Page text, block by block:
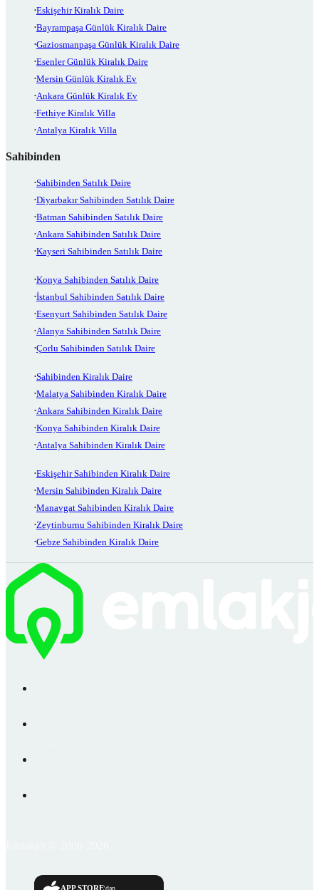
Eskişehir Kiralık Daire
Bayrampaşa Günlük Kiralık Daire
Gaziosmanpaşa Günlük Kiralık Daire
Esenler Günlük Kiralık Daire
Mersin Günlük Kiralık Ev
Ankara Günlük Kiralık Ev
Fethiye Kiralık Villa
Antalya Kiralık Villa
Sahibinden
Sahibinden Satılık Daire
Diyarbakır Sahibinden Satılık Daire
Batman Sahibinden Satılık Daire
Ankara Sahibinden Satılık Daire
Kayseri Sahibinden Satılık Daire
Konya Sahibinden Satılık Daire
İstanbul Sahibinden Satılık Daire
Esenyurt Sahibinden Satılık Daire
Alanya Sahibinden Satılık Daire
Çorlu Sahibinden Satılık Daire
Sahibinden Kiralık Daire
Malatya Sahibinden Kiralık Daire
Ankara Sahibinden Kiralık Daire
Konya Sahibinden Kiralık Daire
Antalya Sahibinden Kiralık Daire
Eskişehir Sahibinden Kiralık Daire
Mersin Sahibinden Kiralık Daire
Manavgat Sahibinden Kiralık Daire
Zeytinburnu Sahibinden Kiralık Daire
Gebze Sahibinden Kiralık Daire
APP STORE'dan